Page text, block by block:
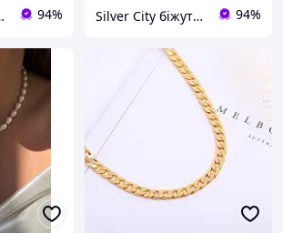
94% Silver City біжутерія 94%